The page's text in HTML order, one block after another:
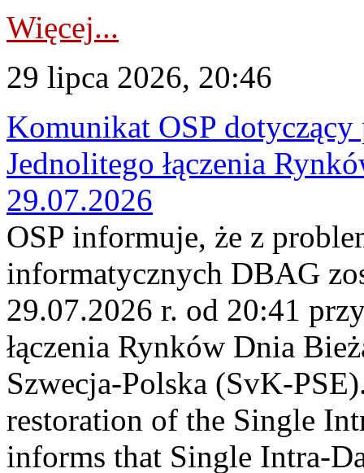
Więcej...
29 lipca 2026, 20:46
Komunikat OSP
Jednolitego łączenia
29.07.2026
OSP informuje, że z
informatycznych DBAG
29.07.2026 r. od 20:41
łączenia Rynków Dnia
Szwecja-Polska (SvK-
restoration of the Single
informs that Single Intra-